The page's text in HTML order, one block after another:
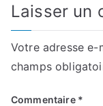
Laisser un
Votre adresse e-
champs
Commentaire *